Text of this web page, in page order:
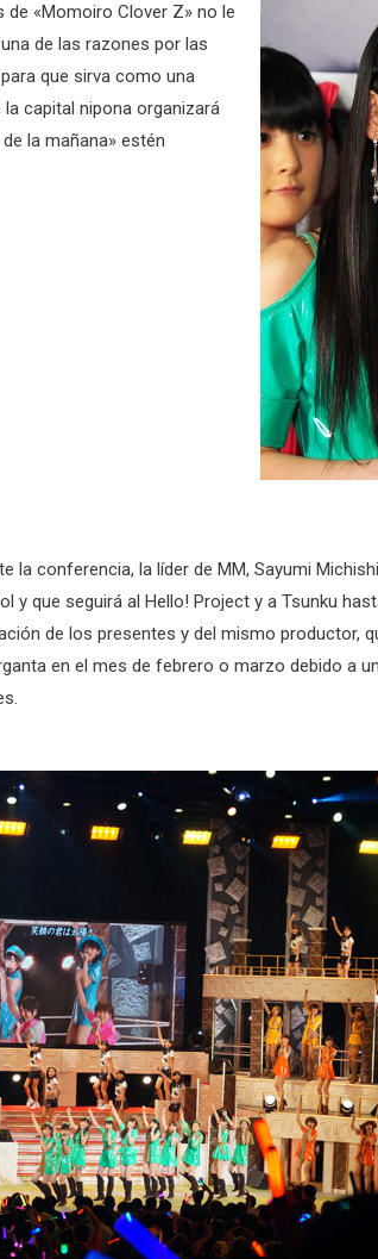
de «Momoiro Clover Z» no le
de las razones por las
que sirva como una
capital nipona organizará
la mañana» estén
la conferencia, la líder de MM, Sayumi
y que seguirá al Hello! Project y a Tsunku
de los presentes y del mismo productor,
en el mes de febrero o marzo debido a